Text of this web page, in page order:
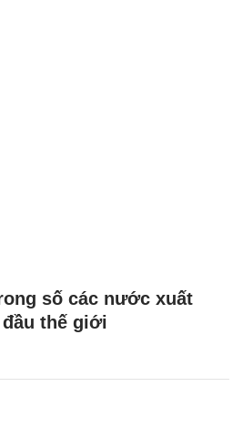
số các nước xuất
thế giới